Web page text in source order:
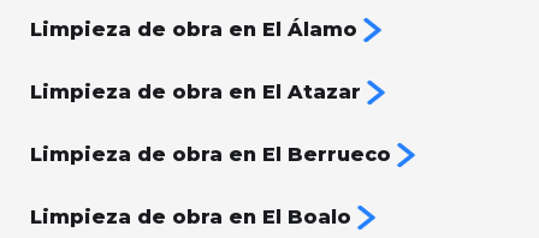
Limpieza de obra en El Álamo
Limpieza de obra en El Atazar
Limpieza de obra en El Berrueco
Limpieza de obra en El Boalo